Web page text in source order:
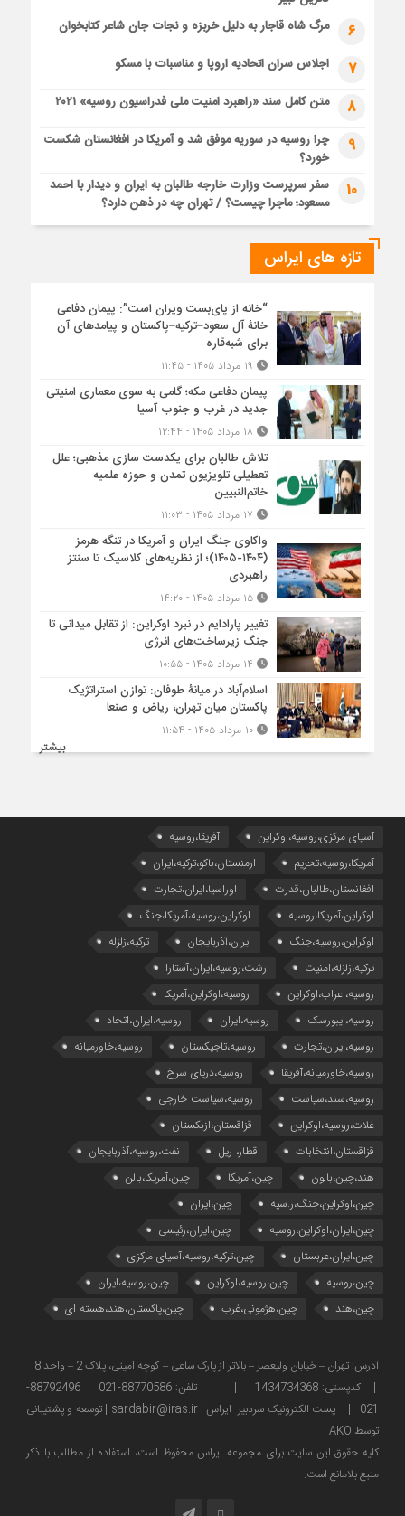
6 مرگ شاه قاجار به دلیل خربزه و نجات جان شاعر کتابخوان
7 اجلاس سران اتحادیه اروپا و مناسبات با مسکو
8 متن کامل سند «راهبرد امنیت ملی فدراسیون روسیه» ۲۰۲۱
9
چرا روسیه در سوریه موفق شد و آمریکا در افغانستان شکست
خورد؟
10
سفر سرپرست وزارت خارجه طالبان به ایران و دیدار با احمد
مسعود؛ ماجرا چیست؟ / تهران چه در ذهن دارد؟
تازه های ایراس
“خانه از پای‌بست ویران است”: پیمان دفاعی
خانۀ آل سعود–ترکیه–پاکستان و پیامدهای آن
برای شبه‌قاره
پیمان دفاعی مکه؛ گامی به سوی معماری امنیتی
جدید در غرب و جنوب آسیا
تلاش طالبان برای یکدست سازی مذهبی؛ علل
تعطیلی تلویزیون تمدن و حوزه علمیه
خاتم‌النبیین
واکاوی جنگ ایران و آمریکا در تنگه هرمز
(۱۴۰۴-۱۴۰۵)؛ از نظریه‌های کلاسیک تا سنتز
راهبردی
۱۵ مرداد ۱۴۰۵ - ۱۴:۲۰
تغییر پارادایم در نبرد اوکراین: از تقابل میدانی تا
جنگ زیرساخت‌های انرژی
اسلام‌آباد در میانۀ طوفان: توازن استراتژیک
پاکستان میان تهران، ریاض و صنعا
۱۰ مرداد ۱۴۰۵ - ۱۱:۵۴
بیشتر
آسیای مرکزی،روسیه،اوکراین
آفریقا،روسیه
آمریکا،روسیه،تحریم
ارمنستان،باکو،ترکیه،ایران
افغانستان،طالبان،قدرت
اوراسیا،ایران،تجارت
اوکراین،آمریکا،روسیه
اوکراین،روسیه،آمریکا،جنگ
اوکراین،روسیه،جنگ
ایران،آذربایجان
ترکیه،زلزله
ترکیه،زلزله،امنیت
رشت،روسیه،ایران،آستارا
روسیه،اعراب،اوکراین
روسیه،اوکراین،آمریکا
روسیه،ایبورسک
روسیه،ایران
روسیه،ایران،اتحاد
روسیه،ایران،تجارت
روسیه،تاجیکستان
روسیه،خاورمیانه
روسیه،خاورمیانه،آفریقا
روسیه،دریای سرخ
روسیه،سند،سیاست
روسیه،سیاست خارجی
غلات،روسیه،اوکراین
قزاقستان،ازبکستان
قزاقستان،انتخابات
قطار، ریل
نفت،روسیه،آذربایجان
هند،چین،بالون
چین،آمریکا
چین،آمریکا،بالن
چین،اوکراین،جنگ،ر.سیه
چین،ایران
چین،ایران،اوکراین،روسیه
چین،ایران،رئیسی
چین،ایران،عربستان
چین،ترکیه،روسیه،آسیای مرکزی
چین،روسیه
چین،روسیه،اوکراین
چین،روسیه،ایران
چین،هند
چین،هژمونی،غرب چین،پاکستان،هند،هسته ای
| کدپستی: 1434734368 | تلفن: 88770586-021 88792496-
021 | پست الکترونیک سردبیر ایراس : sardabir@iras.ir |
توسعه و پشتیبانی
توسط AKO
كليه حقوق این سایت برای مجموعه ایراس محفوظ است، استفاده از مطالب با ذكر
منبع بلامانع است.